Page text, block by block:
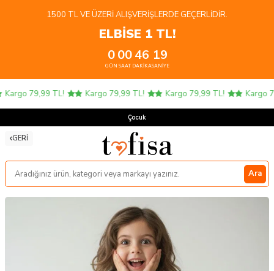
1500 TL VE ÜZERI ALIŞVERIŞLERDE GEÇERLIDIR.
ELBİSE 1 TL!
0
GÜN
00
SAAT
46
DAKIKA
19
SANIYE
79,99 TL! Kargo 79,99 TL! Kargo 79,99 TL! Kargo
Çocuk Ü
GERI
Ara